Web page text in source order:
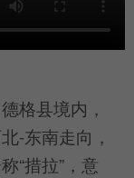
格县境内，
-东南走向，
“措拉”，意